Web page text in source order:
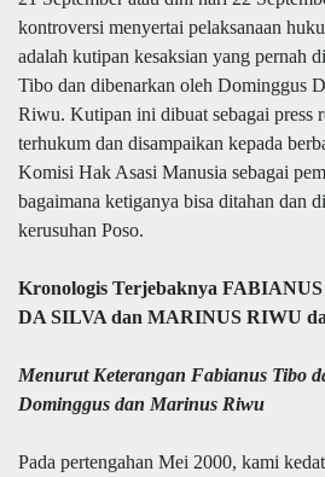
kontroversi menyertai pelaksanaan
adalah kutipan kesaksian yang pernah
Tibo dan dibenarkan oleh Dominggus
Riwu. Kutipan ini dibuat sebagai press
terhukum dan disampaikan kepada
Komisi Hak Asasi Manusia sebagai
bagaimana ketiganya bisa ditahan dan
kerusuhan Poso.
Kronologis Terjebaknya
DA SILVA dan MARINUS RIWU
Menurut Keterangan Fabianus Tibo
Dominggus dan Marinus Riwu
Pada pertengahan Mei 2000, kami